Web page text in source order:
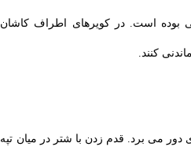
بوده است. در کویرهای اطراف کاشان
کنند.
می ‌برد. قدم زدن با شتر در میان تپه‌